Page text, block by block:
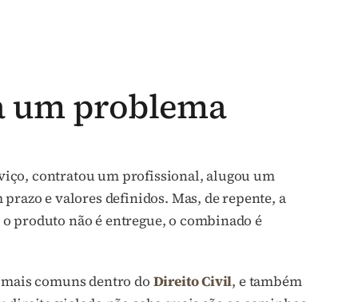
um problema
contratou um profissional, alugou um
e valores definidos. Mas, de repente, a
produto não é entregue, o combinado é
comuns dentro do Direito Civil, e também